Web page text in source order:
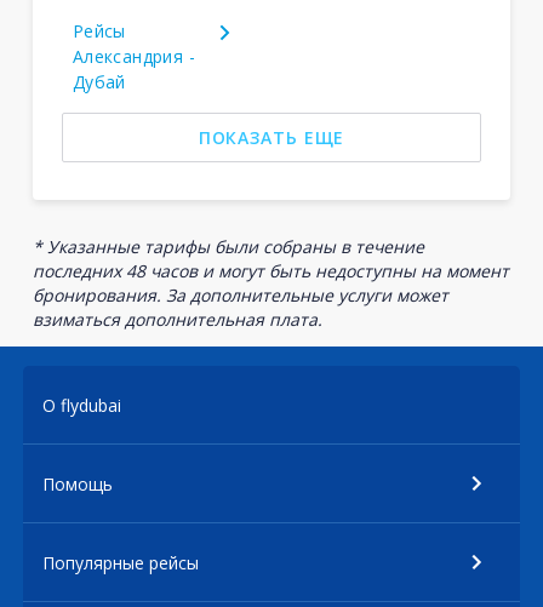
Рейсы
Александрия -
Дубай
ПОКАЗАТЬ ЕЩЕ
* Указанные тарифы были собраны в течение
последних 48 часов и могут быть недоступны на момент
бронирования. За дополнительные услуги может
взиматься дополнительная плата.
О flydubai
Помощь
Популярные рейсы